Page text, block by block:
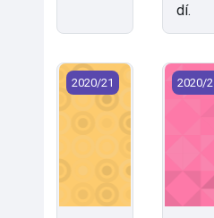
dí.
KNT/MTI - Tkáňové
2020/21 KNT/
2020/